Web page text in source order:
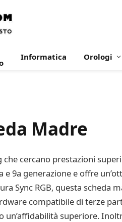
Informatica Orologi
Madre
che cercano prestazioni
9a generazione e offre
Sync RGB, questa scheda
compatibile di terze
un’affidabilità superiore.